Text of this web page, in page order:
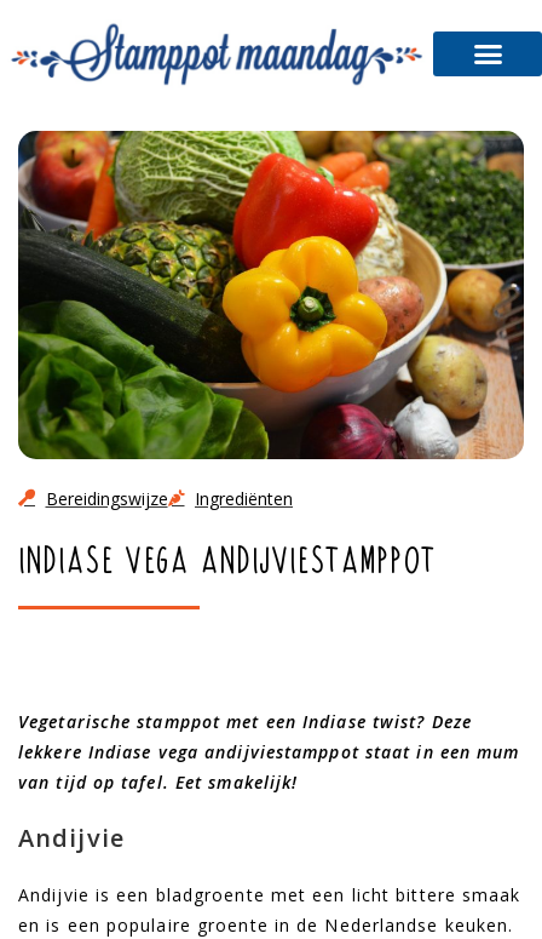
Bereidingswijze Ingrediënten
In­di­a­se vega andijviestamppot
Vegetarische stamppot met een Indiase twist? Deze
lekkere Indiase vega andijviestamppot staat in een mum
van tijd op tafel. Eet smakelijk!
Andijvie
Andijvie is een bladgroente met een licht bittere smaak
en is een populaire groente in de Nederlandse keuken.